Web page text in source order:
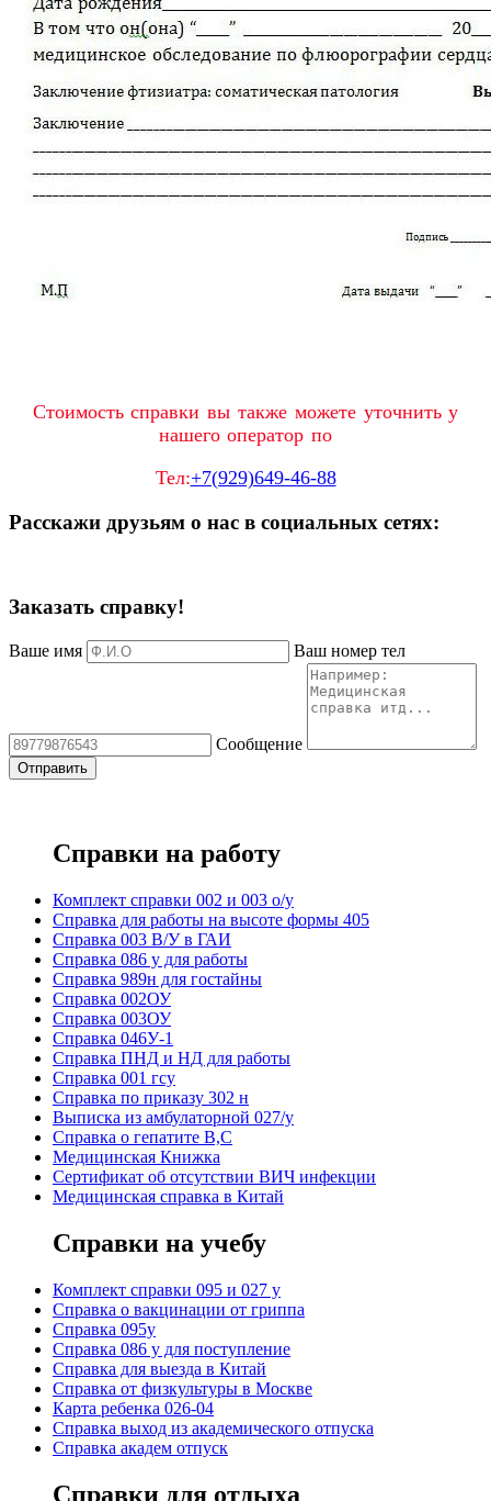
Стоимость справки вы также можете уточнить у
нашего оператор по
Тел:+7(929)649-46-88
Расскажи друзьям о нас в социальных сетях:
Заказать справку!
Ваше имя Ваш номер тел
Сообщение
Справки на работу
Комплект справки 002 и 003 о/у
Справка для работы на высоте формы 405
Справка 003 В/У в ГАИ
Справка 086 у для работы
Справка 989н для гостайны
Справка 002ОУ
Справка 003ОУ
Справка 046У-1
Справка ПНД и НД для работы
Справка 001 гсу
Справка по приказу 302 н
Выписка из амбулаторной 027/у
Справка о гепатите B,C
Медицинская Книжка
Сертификат об отсутствии ВИЧ инфекции
Медицинская справка в Китай
Справки на учебу
Комплект справки 095 и 027 у
Справка о вакцинации от гриппа
Справка 095у
Справка 086 у для поступление
Справка для выезда в Китай
Справка от физкультуры в Москве
Карта ребенка 026-04
Справка выход из академического отпуска
Справка академ отпуск
Справки для отдыха